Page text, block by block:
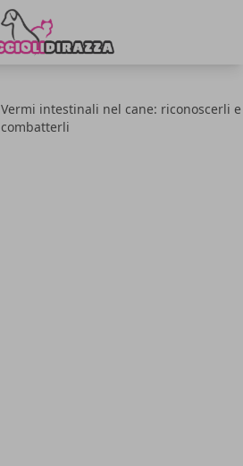
Vermi intestinali nel cane: riconoscerli e
combatterli